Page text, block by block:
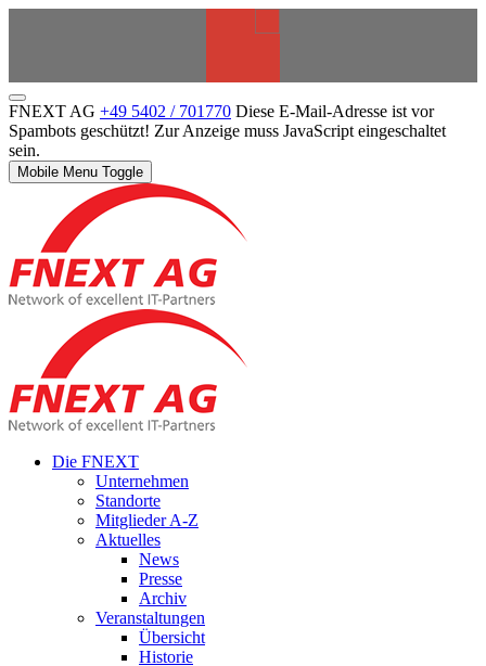
FNEXT AG +49 5402 / 701770 Diese E-Mail-Adresse ist vor
Spambots geschützt! Zur Anzeige muss JavaScript eingeschaltet
sein.
Mobile Menu Toggle
Die FNEXT
Unternehmen
Standorte
Mitglieder A-Z
Aktuelles
News
Presse
Archiv
Veranstaltungen
Übersicht
Historie